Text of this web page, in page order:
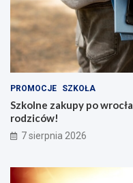
PROMOCJE SZKOŁA
Szkolne zakupy po
rodziców!
7 sierpnia 2026